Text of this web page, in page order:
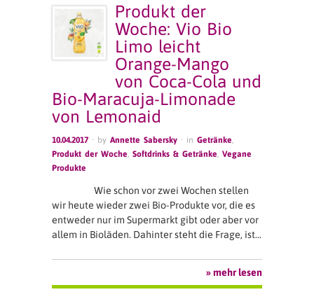
Produkt der
Woche: Vio Bio
Limo leicht
Orange-Mango
von Coca-Cola und
Bio-Maracuja-Limonade
von Lemonaid
10.04.2017 · by Annette Sabersky · in Getränke,
Produkt der Woche, Softdrinks & Getränke, Vegane
Produkte
Wie schon vor zwei Wochen stellen
wir heute wieder zwei Bio-Produkte vor, die es
entweder nur im Supermarkt gibt oder aber vor
allem in Bioläden. Dahinter steht die Frage, ist…
» mehr lesen